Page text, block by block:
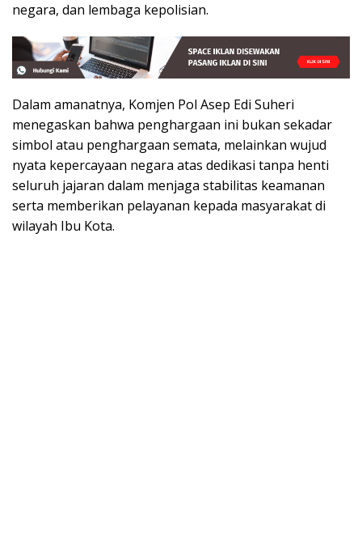
negara, dan lembaga kepolisian.
Dalam amanatnya, Komjen Pol Asep Edi Suheri
menegaskan bahwa penghargaan ini bukan sekadar
simbol atau penghargaan semata, melainkan wujud
nyata kepercayaan negara atas dedikasi tanpa henti
seluruh jajaran dalam menjaga stabilitas keamanan
serta memberikan pelayanan kepada masyarakat di
wilayah Ibu Kota.